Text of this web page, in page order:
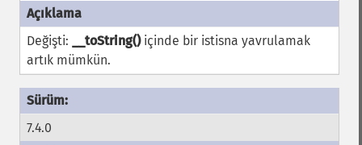
Değişti: __toString()içinde bir istisna yavrulamak
artık mümkün.
7.4.0